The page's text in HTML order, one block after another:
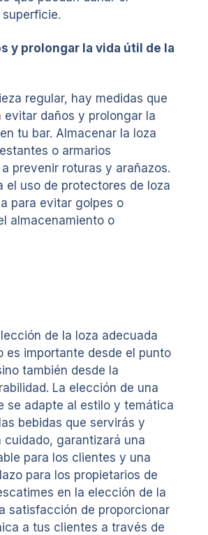
y prolongar la vida útil de la
regular, hay medidas que
evitar daños y prolongar la
tu bar. Almacenar la loza
o armarios
prevenir roturas y arañazos.
el uso de protectores de loza
para evitar golpes o
almacenamiento o
de la loza adecuada
es importante desde el punto
también desde la
La elección de una
se adapte al estilo y temática
bebidas que servirás y
cuidado, garantizará una
para los clientes y una
para los propietarios de
en la elección de la
satisfacción de proporcionar
a tus clientes a través de